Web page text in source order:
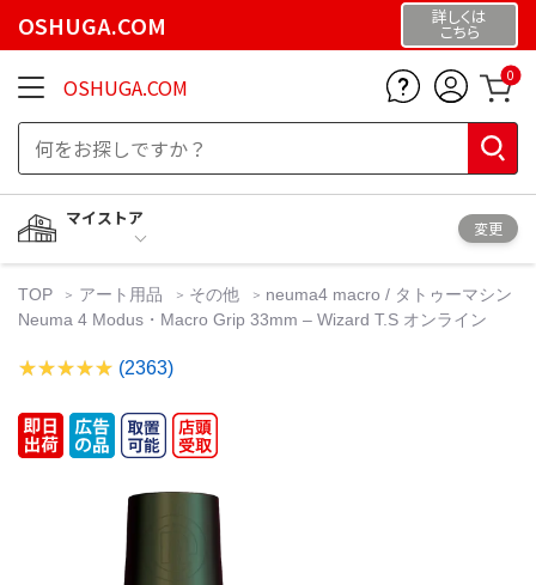
OSHUGA.COM 詳しくは
こちら
OSHUGA.COM 0
マイストア
変更
TOP アート用品 その他
neuma4 macro / タトゥーマシン
Neuma 4 Modus・Macro Grip 33mm – Wizard T.S オンライン
(2363)